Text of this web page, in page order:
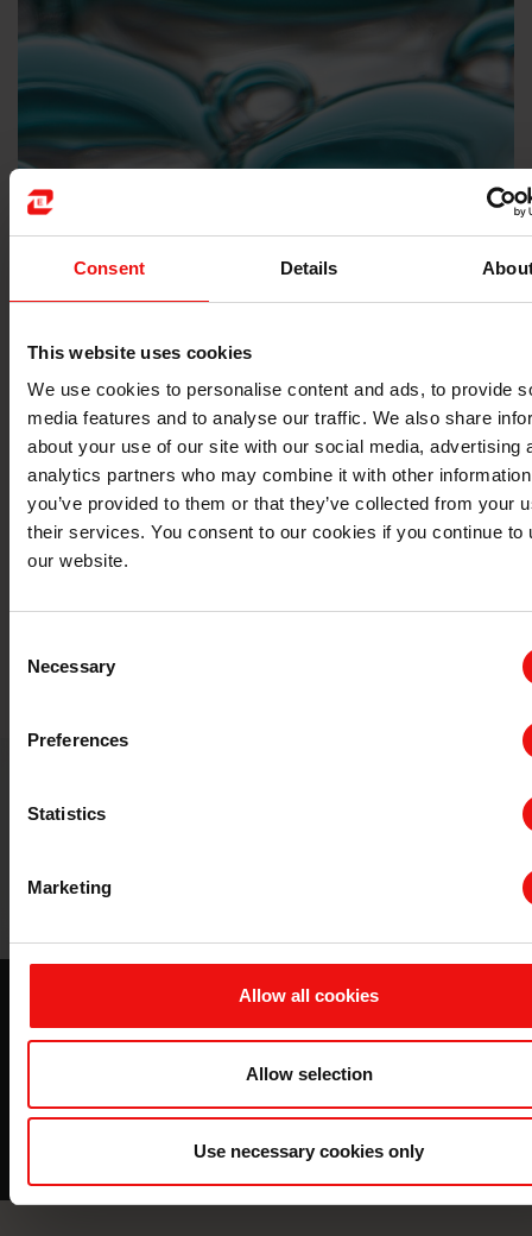
Consent Details
This website uses cookies
We use cookies to personalise content and ads, to provide
media features and to analyse our traffic. We also share
about your use of our site with our social media, advertising
analytics partners who may combine it with other
you’ve provided to them or that they’ve collected from your
their services. You consent to our cookies if you continue to
our website.
Selection
Necessary
Preferences
Statistics
Marketing
Allow all cookies
Allow selection
Use necessary cookies only
泡沫控制和表面处理剂
有机硅泡沫控制或消泡配方和加工助剂可使生产更高
更多关于泡沫控制和表面活性剂的信息
埃肯 Silcolapse™
泡沫控制的艺术
下载